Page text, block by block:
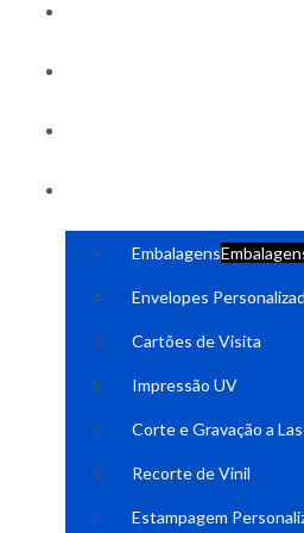
Embalagens
Envelopes
Cartões de Visita
Impressão UV
Corte e Gravação a
Recorte de Vinil
Estampagem